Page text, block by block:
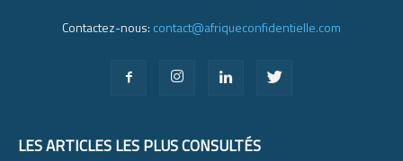
Contactez-nous: contact@afriqueconfidentielle.com
LES ARTICLES LES PLUS CONSULTÉS